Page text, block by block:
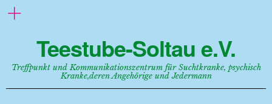
Teestube-Soltau e.V.
Treffpunkt und Kommunikationszentrum für Suchtkranke, psychisch
Kranke,deren Angehörige und Jedermann